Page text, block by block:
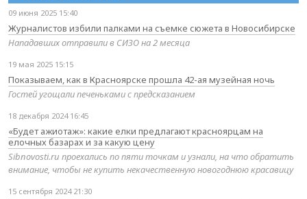
09 июня 2025 15:40
Журналистов избили палками на съемке сюжета в Новосибирске
Нападавших отправили в СИЗО на 2 месяца
19 мая 2025 15:15
Показываем, как в Красноярске прошла 42-ая музейная ночь
Гостей угощали печеньками с предсказанием
18 декабря 2024 16:45
«Будет ажиотаж»: какие елки предлагают красноярцам на
елочных базарах и за какую цену
Sibnovosti.ru проехались по пяти точкам и узнали, на что обратить
внимание, чтобы не купить некачественную новогоднюю красавицу
15 сентября 2024 21:30